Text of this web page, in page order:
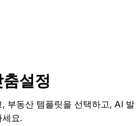
설정
부동산 템플릿을 선택하고, AI 발
요.